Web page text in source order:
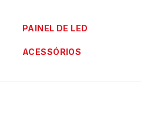
PAINEL DE LED
ACESSÓRIOS